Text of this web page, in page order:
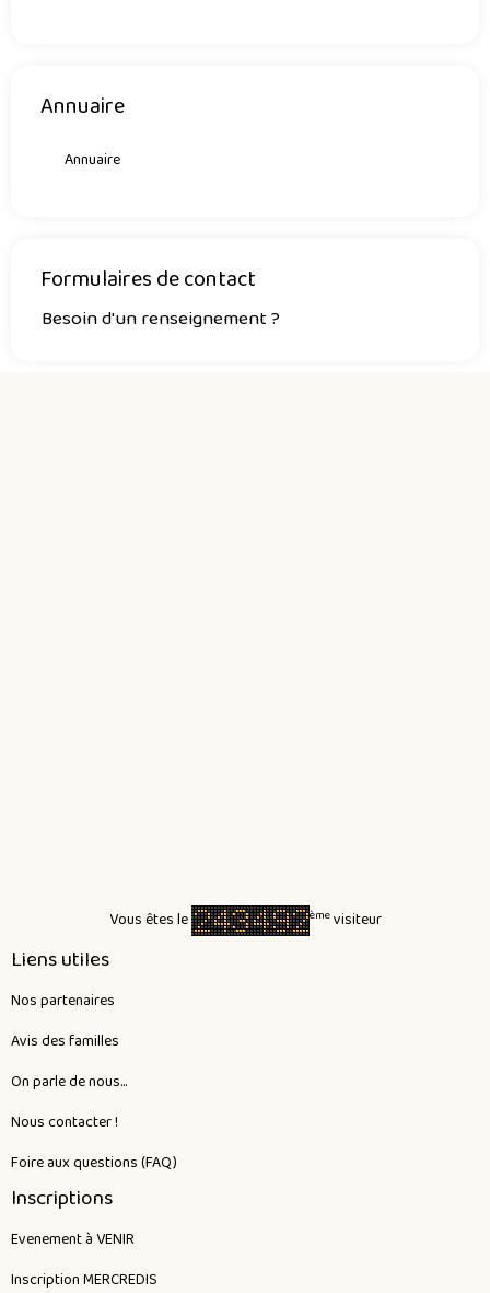
Annuaire
Annuaire
Formulaires de contact
Besoin d'un renseignement ?
Vous êtes le èmevisiteur
Liens utiles
Nos partenaires
Avis des familles
On parle de nous...
Nous contacter !
Foire aux questions (FAQ)
Inscriptions
Evenement à VENIR
Inscription MERCREDIS